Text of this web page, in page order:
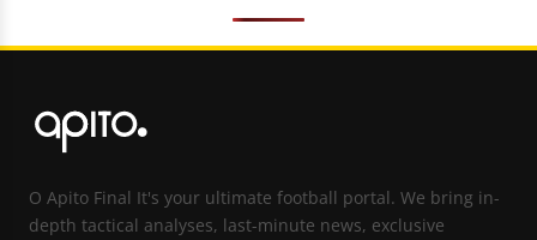
O Apito Final It's your ultimate football portal. We bring in-
depth tactical analyses, last-minute news, exclusive